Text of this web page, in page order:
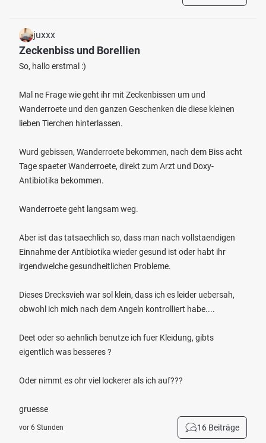
juxxx
Zeckenbiss und Borellien
So, hallo erstmal :)
Mal ne Frage wie geht ihr mit Zeckenbissen um und
Wanderroete und den ganzen Geschenken die diese kleinen
lieben Tierchen hinterlassen.
Wurd gebissen, Wanderroete bekommen, nach dem Biss acht
Tage spaeter Wanderroete, direkt zum Arzt und Doxy-
Antibiotika bekommen.
Wanderroete geht langsam weg.
Aber ist das tatsaechlich so, dass man nach vollstaendigen
Einnahme der Antibiotika wieder gesund ist oder habt ihr
irgendwelche gesundheitlichen Probleme.
Dieses Drecksvieh war sol klein, dass ich es leider uebersah,
obwohl ich mich nach dem Angeln kontrolliert habe....
Deet oder so aehnlich benutze ich fuer Kleidung, gibts
eigentlich was besseres ?
Oder nimmt es ohr viel lockerer als ich auf???
gruesse
vor 6 Stunden 16 Beiträge